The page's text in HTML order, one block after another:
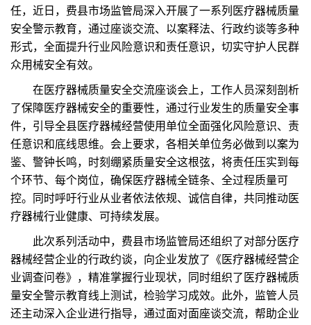
任，近日，费县市场监管局深入开展了一系列医疗器械质量
安全警示教育，通过座谈交流、以案释法、行政约谈等多种
形式，全面提升行业风险意识和责任意识，切实守护人民群
众用械安全有效。
在医疗器械质量安全交流座谈会上，工作人员深刻剖析
了保障医疗器械安全的重要性，通过行业发生的质量安全事
件，引导全县医疗器械经营使用单位全面强化风险意识、责
任意识和底线思维。会上要求，各相关单位务必做到以案为
鉴、警钟长鸣，时刻绷紧质量安全这根弦，将责任压实到每
个环节、每个岗位，确保医疗器械全链条、全过程质量可
控。同时呼吁行业从业者依法依规、诚信自律，共同推动医
疗器械行业健康、可持续发展。
此次系列活动中，费县市场监管局还组织了对部分医疗
器械经营企业的行政约谈，向企业发放了《医疗器械经营企
业调查问卷》，精准掌握行业现状，同时组织了医疗器械质
量安全警示教育线上测试，检验学习成效。此外，监管人员
还主动深入企业进行指导，通过面对面座谈交流，帮助企业